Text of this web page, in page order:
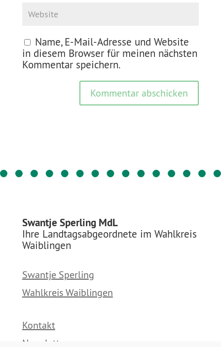
Name, E-Mail-Adresse und Website
in diesem Browser für meinen nächsten
Kommentar speichern.
Kommentar abschicken
Swantje Sperling MdL
Ihre Landtagsabgeordnete im Wahlkreis
Waiblingen
Swantje Sperling
Wahlkreis Waiblingen
Kontakt
Newsletter